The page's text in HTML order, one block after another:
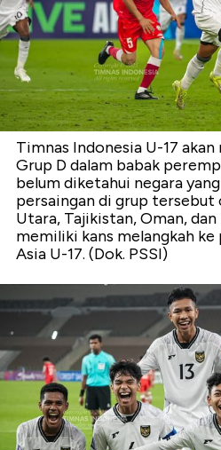
Timnas Indonesia U-17
Grup D dalam babak
belum diketahui negara
persaingan di grup tersebut
Utara, Tajikistan, Oman,
memiliki kans melangkah
Asia U-17. (Dok. PSSI)